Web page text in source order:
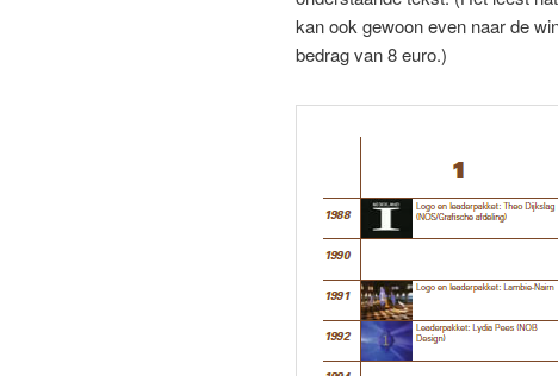
kan ook gewoon even naar de
bedrag van 8 euro.)